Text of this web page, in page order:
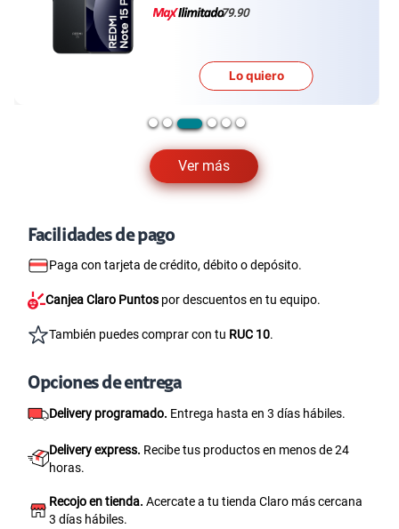
Ver más
79.90
Lo quiero
Facilidades de pago
Paga con tarjeta de crédito, débito o depósito.
Canjea Claro Puntos por descuentos en tu equipo.
También puedes comprar con tu RUC 10.
Opciones de entrega
Delivery programado. Entrega hasta en 3 días hábiles.
Delivery express. Recibe tus productos en menos de 24
horas.
Recojo en tienda. Acercate a tu tienda Claro más cercana
3 días hábiles.